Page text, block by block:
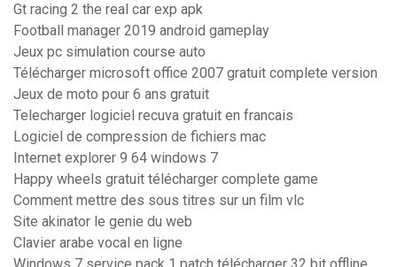
Gt racing 2 the real car exp apk
Football manager 2019 android gameplay
Jeux pc simulation course auto
Télécharger microsoft office 2007 gratuit complete version
Jeux de moto pour 6 ans gratuit
Telecharger logiciel recuva gratuit en francais
Logiciel de compression de fichiers mac
Internet explorer 9 64 windows 7
Happy wheels gratuit télécharger complete game
Comment mettre des sous titres sur un film vlc
Site akinator le genie du web
Clavier arabe vocal en ligne